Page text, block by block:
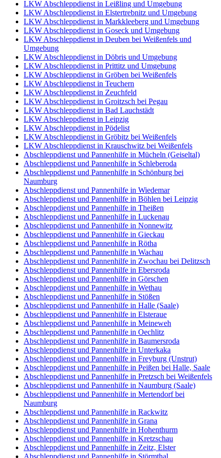
LKW Abschleppdienst in Leißling und Umgebung
LKW Abschleppdienst in Elstertrebnitz und Umgebung
LKW Abschleppdienst in Markkleeberg und Umgebung
LKW Abschleppdienst in Goseck und Umgebung
LKW Abschleppdienst in Deuben bei Weißenfels und
Umgebung
LKW Abschleppdienst in Döbris und Umgebung
LKW Abschleppdienst in Prittitz und Umgebung
LKW Abschleppdienst in Gröben bei Weißenfels
LKW Abschleppdienst in Teuchern
LKW Abschleppdienst in Zeuchfeld
LKW Abschleppdienst in Groitzsch bei Pegau
LKW Abschleppdienst in Bad Lauchstädt
LKW Abschleppdienst in Leipzig
LKW Abschleppdienst in Pödelist
LKW Abschleppdienst in Gröbitz bei Weißenfels
LKW Abschleppdienst in Krauschwitz bei Weißenfels
Abschleppdienst und Pannenhilfe in Mücheln (Geiseltal)
Abschleppdienst und Pannenhilfe in Schleberoda
Abschleppdienst und Pannenhilfe in Schönburg bei
Naumburg
Abschleppdienst und Pannenhilfe in Wiedemar
Abschleppdienst und Pannenhilfe in Böhlen bei Leipzig
Abschleppdienst und Pannenhilfe in Theißen
Abschleppdienst und Pannenhilfe in Luckenau
Abschleppdienst und Pannenhilfe in Nonnewitz
Abschleppdienst und Pannenhilfe in Gieckau
Abschleppdienst und Pannenhilfe in Rötha
Abschleppdienst und Pannenhilfe in Wachau
Abschleppdienst und Pannenhilfe in Zwochau bei Delitzsch
Abschleppdienst und Pannenhilfe in Ebersroda
Abschleppdienst und Pannenhilfe in Görschen
Abschleppdienst und Pannenhilfe in Wethau
Abschleppdienst und Pannenhilfe in Stößen
Abschleppdienst und Pannenhilfe in Halle (Saale)
Abschleppdienst und Pannenhilfe in Elsteraue
Abschleppdienst und Pannenhilfe in Meineweh
Abschleppdienst und Pannenhilfe in Oechlitz
Abschleppdienst und Pannenhilfe in Baumersroda
Abschleppdienst und Pannenhilfe in Unterkaka
Abschleppdienst und Pannenhilfe in Freyburg (Unstrut)
Abschleppdienst und Pannenhilfe in Peißen bei Halle, Saale
Abschleppdienst und Pannenhilfe in Pretzsch bei Weißenfels
Abschleppdienst und Pannenhilfe in Naumburg (Saale)
Abschleppdienst und Pannenhilfe in Mertendorf bei
Naumburg
Abschleppdienst und Pannenhilfe in Rackwitz
Abschleppdienst und Pannenhilfe in Grana
Abschleppdienst und Pannenhilfe in Hohenthurm
Abschleppdienst und Pannenhilfe in Kretzschau
Abschleppdienst und Pannenhilfe in Zeitz, Elster